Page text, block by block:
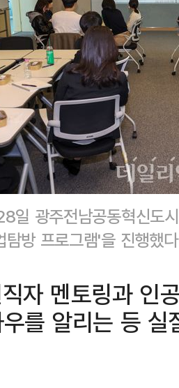
일 광주전남공동혁신도
탐방 프로그램'을 진행
자 멘토링과 인
를 알리는 등